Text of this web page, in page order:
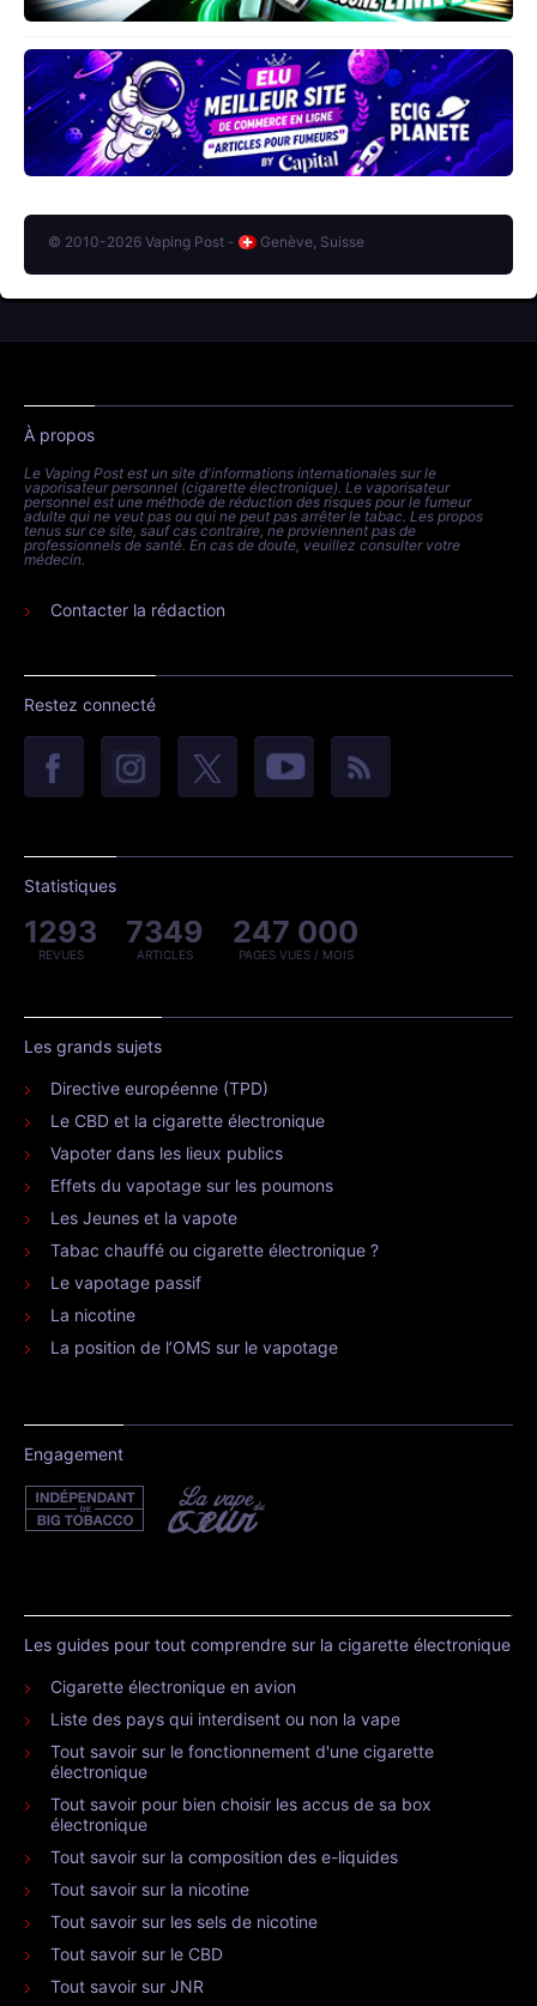
© 2010-2026 Vaping Post - Genève, Suisse
À propos
Le Vaping Post est un site d'informations internationales sur le
vaporisateur personnel (cigarette électronique). Le vaporisateur
personnel est une méthode de réduction des risques pour le fumeur
adulte qui ne veut pas ou qui ne peut pas arrêter le tabac. Les propos
tenus sur ce site, sauf cas contraire, ne proviennent pas de
professionnels de santé. En cas de doute, veuillez consulter votre
médecin.
Contacter la rédaction
Restez connecté
Statistiques
1293
REVUES
7349
ARTICLES
247 000
PAGES VUES / MOIS
Les grands sujets
Directive européenne (TPD)
Le CBD et la cigarette électronique
Vapoter dans les lieux publics
Effets du vapotage sur les poumons
Les Jeunes et la vapote
Tabac chauffé ou cigarette électronique ?
Le vapotage passif
La nicotine
La position de l’OMS sur le vapotage
Engagement
Les guides pour tout comprendre sur la cigarette électronique
Cigarette électronique en avion
Liste des pays qui interdisent ou non la vape
Tout savoir sur le fonctionnement d'une cigarette
électronique
Tout savoir pour bien choisir les accus de sa box
électronique
Tout savoir sur la composition des e-liquides
Tout savoir sur la nicotine
Tout savoir sur les sels de nicotine
Tout savoir sur le CBD
Tout savoir sur JNR